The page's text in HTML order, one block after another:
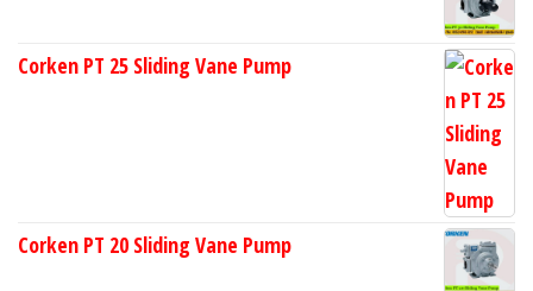
Corken PT 25 Sliding Vane Pump
Corken PT 20 Sliding Vane Pump